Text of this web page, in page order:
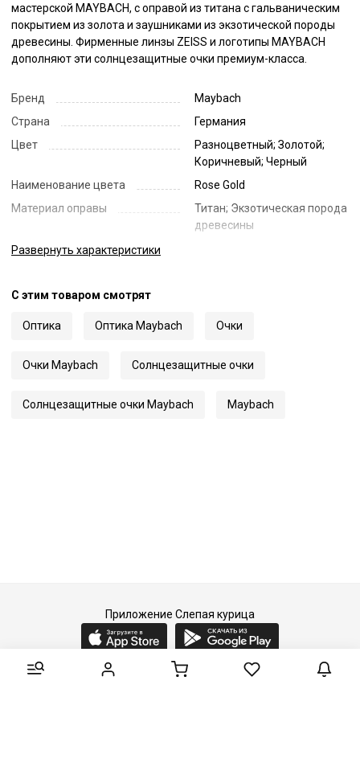
мастерской MAYBACH, с оправой из титана с гальваническим
покрытием из золота и заушниками из экзотической породы
древесины. Фирменные линзы ZEISS и логотипы MAYBACH
дополняют эти солнцезащитные очки премиум-класса.
Бренд
Maybach
Страна
Германия
Цвет
Разноцветный; Золотой;
Коричневый; Черный
Наименование цвета
Rose Gold
Материал оправы
Титан; Экзотическая порода
древесины
Тип тонировки линз
Наименование цвета линз
Диаметр линзы
Длина заушника
145
Артикул
The President I
Развернуть характеристики
С этим товаром смотрят
Оптика Оптика Maybach Очки
Очки Maybach Солнцезащитные очки
Солнцезащитные очки Maybach Maybach
Приложение Слепая курица
2015-2026 © Слепая курица - fashion concept store.